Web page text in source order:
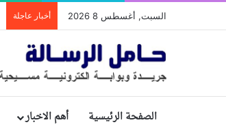
السبت, أغسطس 8 2026 أخبار عاجلة
الصفحة الرئيسية أهم الاخبار